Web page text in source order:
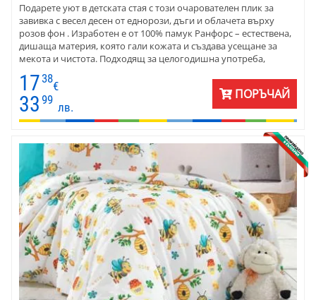
Подарете уют в детската стая с този очарователен плик за
завивка с весел десен от еднорози, дъги и облачета върху
розов фон . Изработен е от 100% памук Ранфорс – естествена,
дишаща материя, която гали кожата и създава усещане за
мекота и чистота. Подходящ за целогодишна употреба,
пликът е здрав, лесен за пране и съчетава стил с практичност.
17 38
€
33 99
лв.
ПОРЪЧАЙ